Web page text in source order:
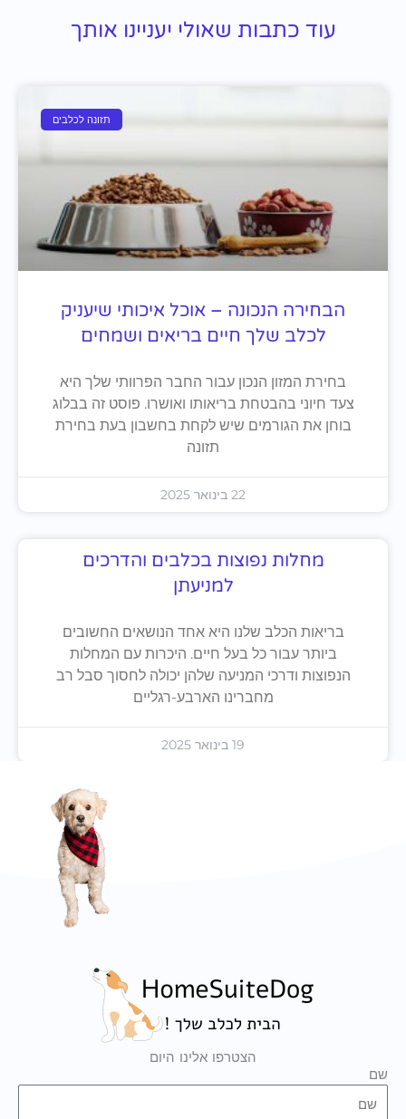
עוד כתבות שאולי יעניינו אותך
תזונה לכלבים
הבחירה הנכונה – אוכל איכותי שיעניק
לכלב שלך חיים בריאים ושמחים
בחירת המזון הנכון עבור החבר הפרוותי שלך היא
צעד חיוני בהבטחת בריאותו ואושרו. פוסט זה בבלוג
בוחן את הגורמים שיש לקחת בחשבון בעת בחירת
תזונה
22 בינואר 2025
מחלות נפוצות בכלבים והדרכים
למניעתן
בריאות הכלב שלנו היא אחד הנושאים החשובים
ביותר עבור כל בעל חיים. היכרות עם המחלות
הנפוצות ודרכי המניעה שלהן יכולה לחסוך סבל רב
מחברינו הארבע-רגליים
19 בינואר 2025
הצטרפו אלינו היום
שם